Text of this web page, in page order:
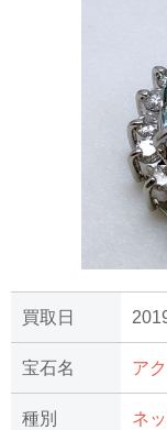
買取日
宝石名 ア
種別 ネ